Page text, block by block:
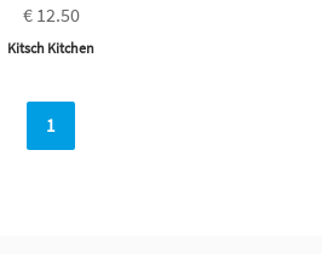
€ 12.50
Kitsch Kitchen
1